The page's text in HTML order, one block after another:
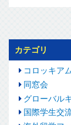
カテゴリ
コロッキア
同窓会
グローバル
国際学生交